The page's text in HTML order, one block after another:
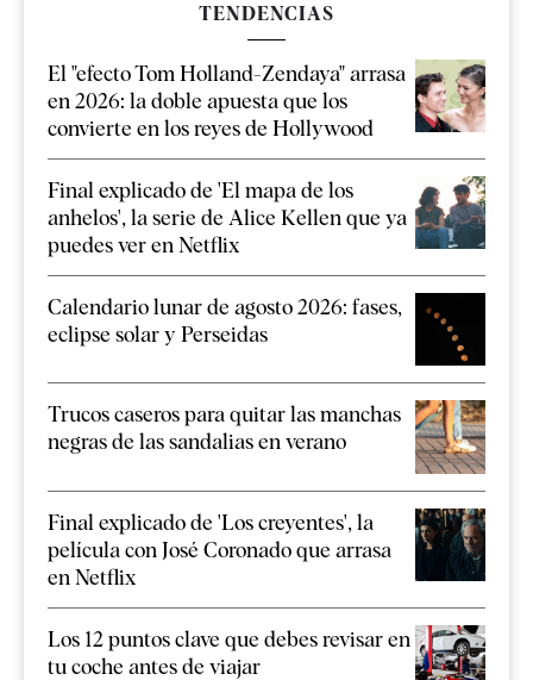
TENDENCIAS
El "efecto Tom Holland-Zendaya" arrasa
en 2026: la doble apuesta que los
convierte en los reyes de Hollywood
Final explicado de 'El mapa de los
anhelos', la serie de Alice Kellen que ya
puedes ver en Netflix
Calendario lunar de agosto 2026: fases,
eclipse solar y Perseidas
Trucos caseros para quitar las manchas
negras de las sandalias en verano
Final explicado de 'Los creyentes', la
película con José Coronado que arrasa
en Netflix
Los 12 puntos clave que debes revisar en
tu coche antes de viajar